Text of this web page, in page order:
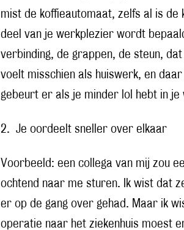
mist de koffieautomaat, zelfs al is
deel van je werkplezier wordt
verbinding, de grappen, de steun,
voelt misschien als huiswerk, en
gebeurt er als je minder lol hebt in
2. Je oordeelt sneller over elkaar
Voorbeeld: een collega van mij zou
ochtend naar me sturen. Ik wist dat
er op de gang over gehad. Maar ik
operatie naar het ziekenhuis moest